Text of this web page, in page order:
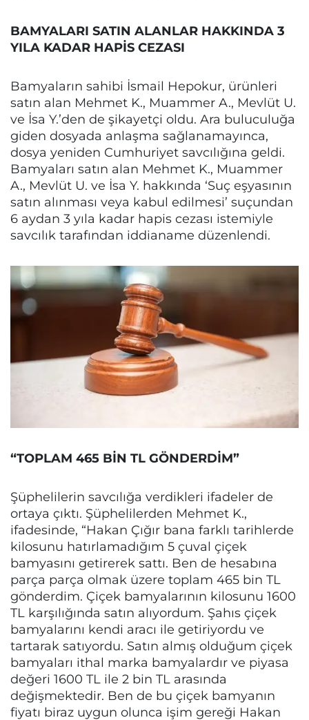
BAMYALARI SATIN ALANLAR HAKKINDA 3
YILA KADAR HAPİS CEZASI
Bamyaların sahibi İsmail Hepokur, ürünleri
satın alan Mehmet K., Muammer A., Mevlüt U.
ve İsa Y.’den de şikayetçi oldu. Ara buluculuğa
giden dosyada anlaşma sağlanamayınca,
dosya yeniden Cumhuriyet savcılığına geldi.
Bamyaları satın alan Mehmet K., Muammer
A., Mevlüt U. ve İsa Y. hakkında ‘Suç eşyasının
satın alınması veya kabul edilmesi’ suçundan
6 aydan 3 yıla kadar hapis cezası istemiyle
savcılık tarafından iddianame düzenlendi.
“TOPLAM 465 BİN TL GÖNDERDİM”
Şüphelilerin savcılığa verdikleri ifadeler de
ortaya çıktı. Şüphelilerden Mehmet K.,
ifadesinde, “Hakan Çığır bana farklı tarihlerde
kilosunu hatırlamadığım 5 çuval çiçek
bamyasını getirerek sattı. Ben de hesabına
parça parça olmak üzere toplam 465 bin TL
gönderdim. Çiçek bamyalarının kilosunu 1600
TL karşılığında satın alıyordum. Şahıs çiçek
bamyalarını kendi aracı ile getiriyordu ve
tartarak satıyordu. Satın almış olduğum çiçek
bamyaları ithal marka bamyalardır ve piyasa
değeri 1600 TL ile 2 bin TL arasında
değişmektedir. Ben de bu çiçek bamyanın
fiyatı biraz uygun olunca işim gereği Hakan